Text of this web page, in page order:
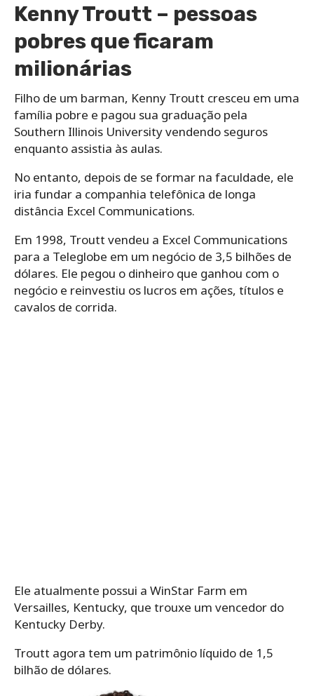
Kenny Troutt – pessoas
pobres que ficaram
milionárias
Filho de um barman, Kenny Troutt cresceu em uma
família pobre e pagou sua graduação pela
Southern Illinois University vendendo seguros
enquanto assistia às aulas.
No entanto, depois de se formar na faculdade, ele
iria fundar a companhia telefônica de longa
distância Excel Communications.
Em 1998, Troutt vendeu a Excel Communications
para a Teleglobe em um negócio de 3,5 bilhões de
dólares. Ele pegou o dinheiro que ganhou com o
negócio e reinvestiu os lucros em ações, títulos e
cavalos de corrida.
Ele atualmente possui a WinStar Farm em
Versailles, Kentucky, que trouxe um vencedor do
Kentucky Derby.
Troutt agora tem um patrimônio líquido de 1,5
bilhão de dólares.